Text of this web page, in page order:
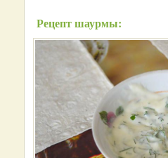
Рецепт шаурмы: